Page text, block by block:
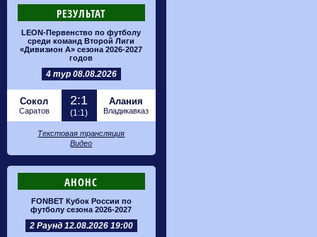
РЕЗУЛЬТАТ
LEON-Первенство по футболу
среди команд Второй Лиги
«Дивизион А» сезона 2026-2027
годов
4 тур 08.08.2026
Сокол
Саратов
2:1
(1:1)
Алания
Владикавказ
Текстовая трансляция
Видео
АНОНС
FONBET Кубок России по
футболу сезона 2026-2027
2 Раунд 12.08.2026 19:00